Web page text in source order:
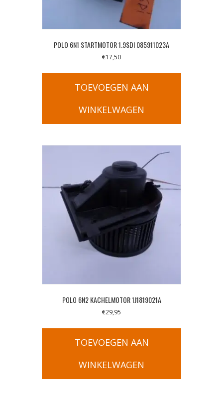
POLO 6N1 STARTMOTOR 1.9SDI 085911023A
€17,50
TOEVOEGEN AAN
WINKELWAGEN
POLO 6N2 KACHELMOTOR 1J1819021A
€29,95
TOEVOEGEN AAN
WINKELWAGEN